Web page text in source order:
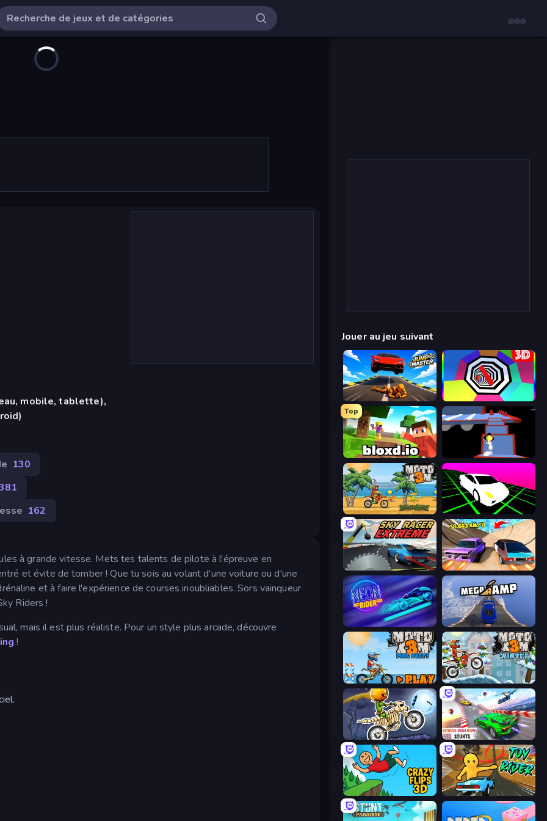
mobile, tablette),
130
162
à grande vitesse. Mets tes talents de pilote à l'épreuve en
et évite de tomber ! Que tu sois au volant d'une voiture ou d'une
et à faire l'expérience de courses inoubliables. Sors vainqueur
Riders !
mais il est plus réaliste. Pour un style plus arcade, découvre
!
Jouer au jeu suivant
Jump Master: Car Racing Color Tunnel
Top
Bloxd.io Ice Dodo
Moto X3M Slope Car
Sky Racer Extreme Turbo Cars: Pipe Stunts
Neon Rider Mega Ramp Car Stunt
Moto X3M 5: Pool Party Moto X3M 4 Winter
Moto X3M 6: Spooky Land Impossible Mega Ramp Car Stunt
Crazy Flips 3D Toy Rider